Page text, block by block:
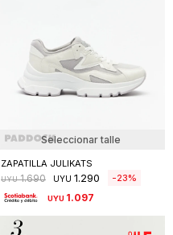
Seleccionar talle
ZAPATILLA JULIKATS
UYU 1.690 UYU 1.290 23
UYU 1.097